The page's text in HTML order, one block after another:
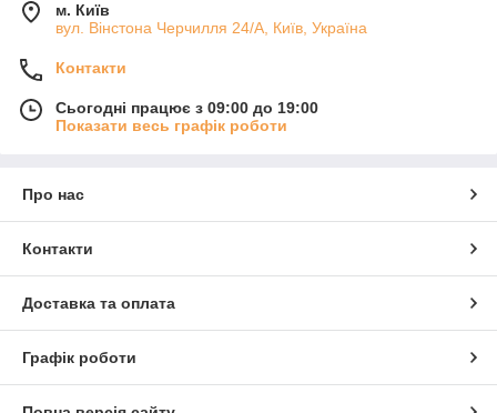
м. Київ
вул. Вінстона Черчилля 24/А, Київ, Україна
Контакти
Сьогодні працює з 09:00 до 19:00
Показати весь графік роботи
Про нас
Контакти
Доставка та оплата
Графік роботи